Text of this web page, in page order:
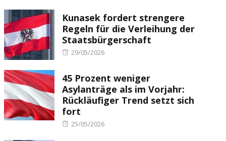
Kunasek fordert strengere
Regeln für die Verleihung der
Staatsbürgerschaft
Posted
29/05/2026
45 Prozent weniger
Asylanträge als im Vorjahr:
Rückläufiger Trend setzt sich
fort
Posted
25/05/2026